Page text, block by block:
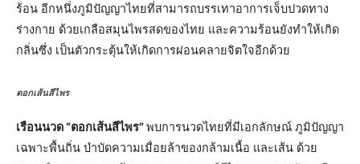
ร้อน อีกหนึ่งภูมิปัญญาไทยที่สามารถบรรเทาอาการเจ็บปวดทาง
ร่างกาย ด้วยเกลือสมุนไพรสดของไทย และความร้อนยังทำให้เกิด
กลิ่นซึ่ง เป็นตัวกระตุ้นให้เกิดการผ่อนคลายจิตใจอีกด้วย
ตอกเส้นสีไพร
เรือนนวด “ตอกเส้นสีไพร”พบการนวดไทยที่มีเอกลักษณ์ ภูมิปัญญา
เฉพาะพื้นถิ่น บำบัดความเมื่อยล้าของกล้ามเนื้อ และเส้น ด้วย